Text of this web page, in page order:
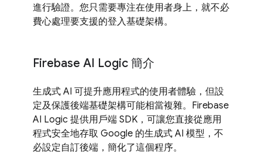
進行驗證。您只需要專注在使用者身上，就不必
費心處理要支援的登入基礎架構。
Firebase AI Logic 簡介
生成式 AI 可提升應用程式的使用者體驗，但設
定及保護後端基礎架構可能相當複雜。Firebase
AI Logic 提供用戶端 SDK，可讓您直接從應用
程式安全地存取 Google 的生成式 AI 模型，不
必設定自訂後端，簡化了這個程序。